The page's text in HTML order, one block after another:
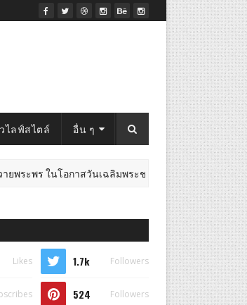
ไลฟ์สไตล์ อื่น ๆ
ร ในโอกาสวันเฉลิมพระชนมพรรษาพระเจ้าอยู่หัว พระบ
Likes 1.7k Followers
524 Followers